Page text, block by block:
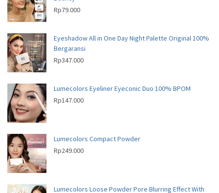
t
s
Rp79.000
Eyeshadow All in One Day Night Palette Original 100%
Bergaransi
Rp347.000
Lumecolors Eyeliner Eyeconic Duo 100% BPOM
Rp147.000
Lumecolors Compact Powder
Rp249.000
Lumecolors Loose Powder Pore Blurring Effect With